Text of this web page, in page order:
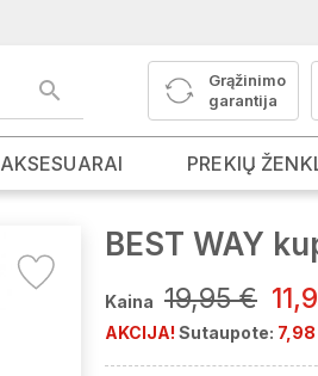
Grąžinimo
garantija
AKSESUARAI PREKIŲ
BEST WAY
Kaina 19,95 €
AKCIJA! Sutaupote: 7,98